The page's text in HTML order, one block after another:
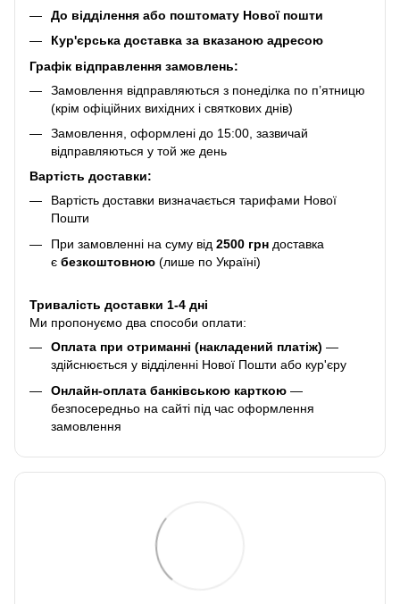
До відділення або поштомату Нової пошти
Кур'єрська доставка за вказаною адресою
Графік відправлення замовлень:
Замовлення відправляються з понеділка по п’ятницю
(крім офіційних вихідних і святкових днів)
Замовлення, оформлені до 15:00, зазвичай
відправляються у той же день
Вартість доставки:
Вартість доставки визначається тарифами Нової
Пошти
При замовленні на суму від 2500 грн доставка
є безкоштовною (лише по Україні)
Тривалість доставки 1-4 дні
Ми пропонуємо два способи оплати:
Оплата при отриманні (накладений платіж) —
здійснюється у відділенні Нової Пошти або кур'єру
Онлайн-оплата банківською карткою —
безпосередньо на сайті під час оформлення
замовлення